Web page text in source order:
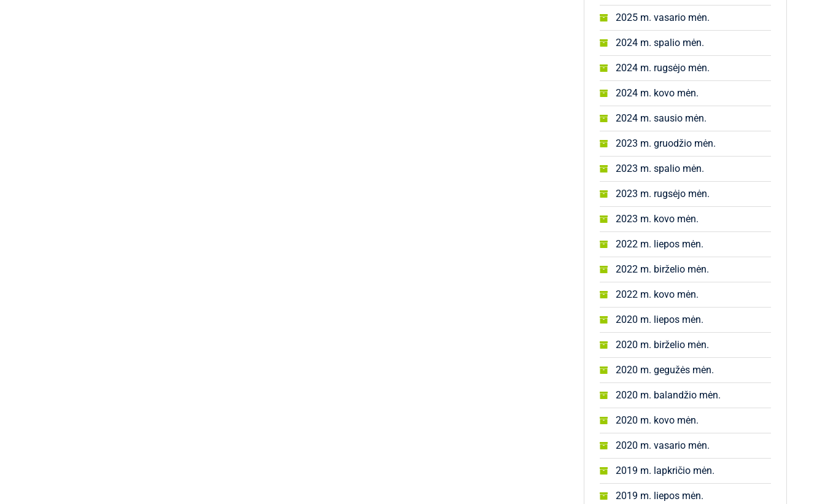
2025 m. vasario mėn.
2024 m. spalio mėn.
2024 m. rugsėjo mėn.
2024 m. kovo mėn.
2024 m. sausio mėn.
2023 m. gruodžio mėn.
2023 m. spalio mėn.
2023 m. rugsėjo mėn.
2023 m. kovo mėn.
2022 m. liepos mėn.
2022 m. birželio mėn.
2022 m. kovo mėn.
2020 m. liepos mėn.
2020 m. birželio mėn.
2020 m. gegužės mėn.
2020 m. balandžio mėn.
2020 m. kovo mėn.
2020 m. vasario mėn.
2019 m. lapkričio mėn.
2019 m. liepos mėn.